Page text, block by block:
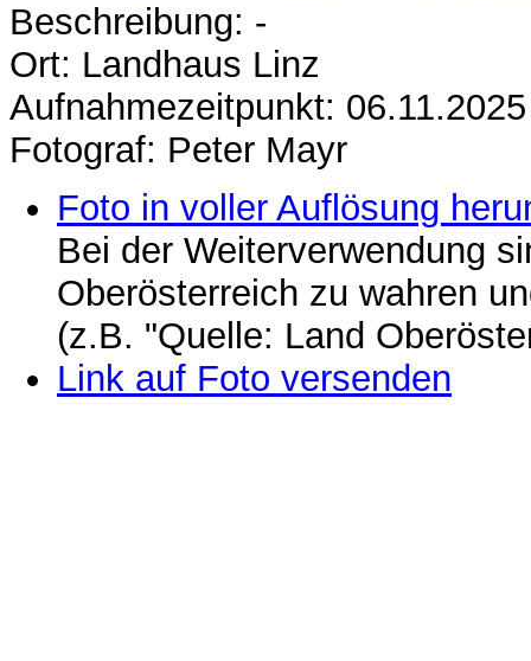
Beschreibung: -
Ort: Landhaus Linz
Aufnahmezeitpunkt: 06.11.2025
Fotograf: Peter Mayr
Foto in voller Auflösung
Bei der Weiterverwendung
Oberösterreich zu wahren
(z.B. "Quelle: Land
Link auf Foto versenden